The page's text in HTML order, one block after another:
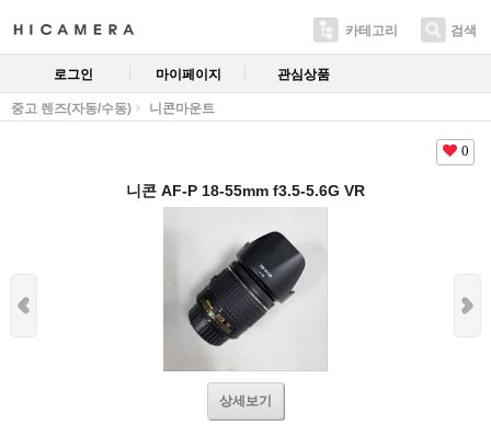
카테고리 검색
로그인 마이페이지 관심상품
중고 렌즈(자동/수동) 니콘마운트
0
니콘 AF-P 18-55mm f3.5-5.6G VR
상세보기